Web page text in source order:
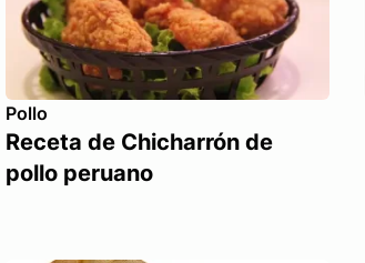
Pollo
Receta de Chicharrón de
pollo peruano